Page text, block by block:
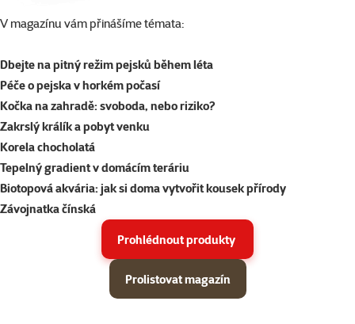
V magazínu vám přinášíme témata:
Dbejte na pitný režim pejsků během léta
Péče o pejska v horkém počasí
Kočka na zahradě: svoboda, nebo riziko?
Zakrslý králík a pobyt venku
Korela chocholatá
Tepelný gradient v domácím teráriu
Biotopová akvária: jak si doma vytvořit kousek přírody
Závojnatka čínská
Prohlédnout produkty
Prolistovat magazín